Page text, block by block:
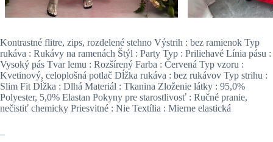
Kontrastné flitre, zips, rozdelené stehno Výstrih : bez ramienok Typ
rukáva : Rukávy na ramenách Štýl : Party Typ : Priliehavé Línia pásu :
Vysoký pás Tvar lemu : Rozšírený Farba : Červená Typ vzoru :
Kvetinový, celoplošná potlač Dĺžka rukáva : bez rukávov Typ strihu :
Slim Fit Dĺžka : Dlhá Materiál : Tkanina Zloženie látky : 95,0%
Polyester, 5,0% Elastan Pokyny pre starostlivosť : Ručné pranie,
nečistiť chemicky Priesvitné : Nie Textília : Mierne elastická
–